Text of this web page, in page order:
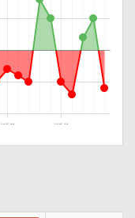
13.01.2017, 14:49 21.01.2017, 16:06